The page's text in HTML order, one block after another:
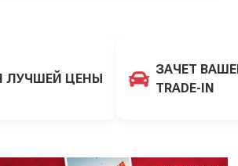
ЛУЧШЕЙ ЦЕНЫ
ЗАЧЕТ
TRADE-IN